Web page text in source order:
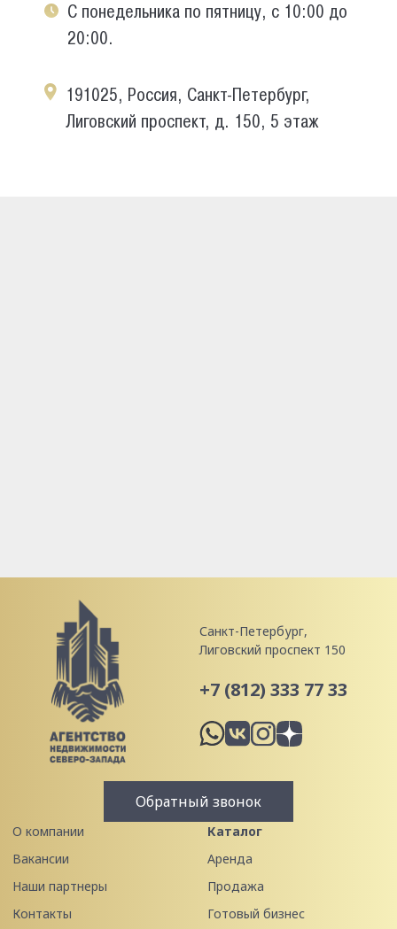
С понедельника по пятницу, с 10:00 до
20:00.
191025, Россия, Санкт-Петербург,
Лиговский проспект, д. 150, 5 этаж
Санкт-Петербург,
Лиговский проспект 150
+7 (812) 333 77 33
Обратный звонок
О компании
Вакансии
Наши партнеры
Контакты
Каталог
Аренда
Продажа
Готовый бизнес